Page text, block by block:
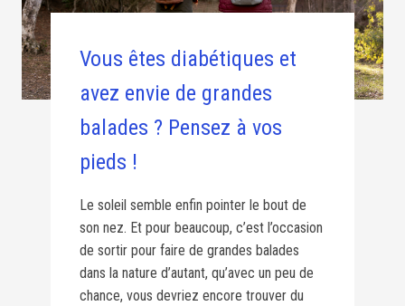
Vous êtes diabétiques et
avez envie de grandes
balades ? Pensez à vos
pieds !
Le soleil semble enfin pointer le bout de
son nez. Et pour beaucoup, c’est l’occasion
de sortir pour faire de grandes balades
dans la nature d’autant, qu’avec un peu de
chance, vous devriez encore trouver du